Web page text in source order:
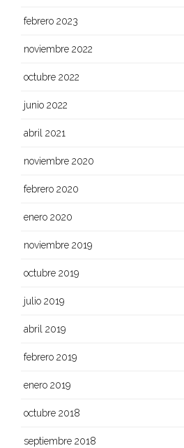
febrero 2023
noviembre 2022
octubre 2022
junio 2022
abril 2021
noviembre 2020
febrero 2020
enero 2020
noviembre 2019
octubre 2019
julio 2019
abril 2019
febrero 2019
enero 2019
octubre 2018
septiembre 2018